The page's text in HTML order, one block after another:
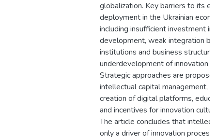
globalization. Key barriers to its
deployment in the Ukrainian
including insufficient investment in
development, weak integration
institutions and business
underdevelopment of innovation
Strategic approaches are
intellectual capital management,
creation of digital platforms,
and incentives for innovation
The article concludes that
only a driver of innovation